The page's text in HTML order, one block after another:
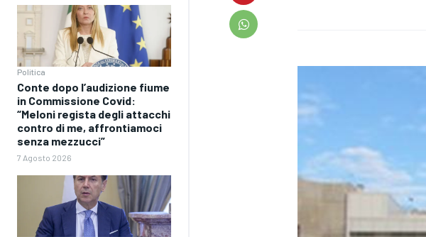
Politica
Conte dopo l’audizione fiume
in Commissione Covid:
“Meloni regista degli attacchi
contro di me, affrontiamoci
senza mezzucci”
7 Agosto 2026